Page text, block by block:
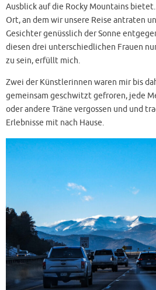
Ausblick auf die Rocky Mountains
Ort, an dem wir unsere Reise antraten
Gesichter genüsslich der Sonne
diesen drei unterschiedlichen Frauen
zu sein, erfüllt mich.
Zwei der Künstlerinnen waren mir bis
gemeinsam geschwitzt gefroren, jede
oder andere Träne vergossen und und
Erlebnisse mit nach Hause.